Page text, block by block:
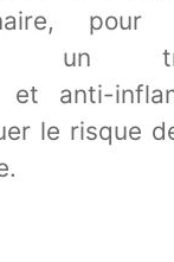
pour
un
et anti-
le risque